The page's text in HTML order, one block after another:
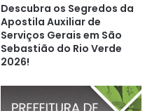
Descubra os Segredos da
Apostila Auxiliar de
Serviços Gerais em São
Sebastião do Rio Verde
2026!